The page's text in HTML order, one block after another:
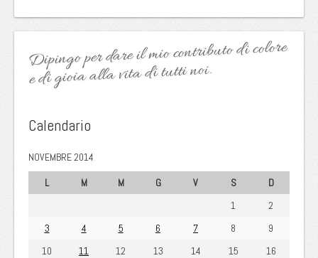
Dipingo per dare il mio contributo di colore
e di gioia alla vita di tutti noi.
Calendario
NOVEMBRE 2014
L
M M G V S
D
1
2
3
4 5 6 7 8
9
10
11 12 13 14 15
16